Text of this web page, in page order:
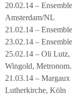
20.02.14 –
Amsterdam/NL
21.02.14 –
23.02.14 –
25.02.14 – Oli Lutz,
Wingold,
21.03.14 –
Lutherkirche, Köln